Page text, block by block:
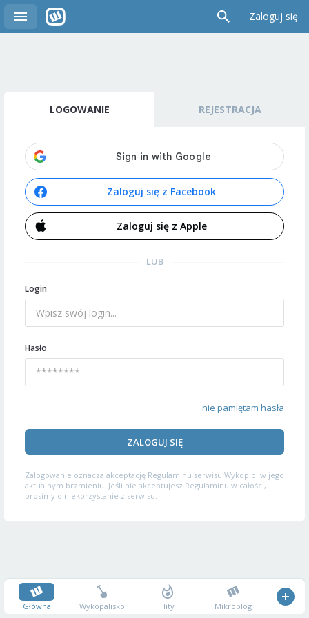
Zaloguj się
LOGOWANIE REJESTRACJA
Zaloguj się z Facebook
Zaloguj się z Apple
LUB
Login
Hasło
nie pamiętam hasła
ZALOGUJ SIĘ
Zalogowanie oznacza akceptację Regulaminu serwisu Wykop.pl w jego
aktualnym brzmieniu. Jeśli nie akceptujesz Regulaminu w całości,
prosimy o niekorzystanie z serwisu.
Główna Wykopalisko Hity Mikroblog